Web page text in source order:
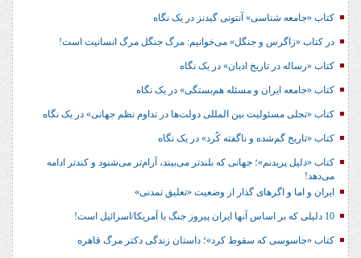
کتاب «جامعه شناسی» آنتونی گیدنز در یک نگاه
در کتاب «زاگرس و جنگل» می‌خوانیم: مرگ جنگل مرگ انسانیت است!
کتاب «رساله در تاریخ ادیان» در یک نگاه
کتاب «جامعه ایران و مسئله هم‌بستگی» در یک نگاه
کتاب «تجلی مسئولیت بین المللی دولت‌ها در تداوم نظم جهانی» در یک نگاه
کتاب «تاریخ گم‌شده و ناگفته کُرد» در یک نگاه
کتاب «دلیل پریدنم»؛ جهانی که بلندتر می‌بیند، آرام‌تر می‌شنود و کندتر ادامه
می‌دهد!
ایران و اما و اگرهای گذار از وضعیت «تعلیق تمدنی»
10 دلیلی که بر اساس آنها ایران پیروز جنگ با آمریکا/اسرائیل است!
کتاب «جاسوسی که سقوط کرد»؛ داستان زندگی دکتر مرگ قاهره